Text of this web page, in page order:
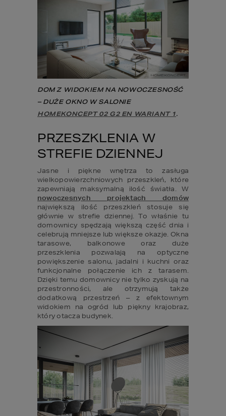
DOM Z WIDOKIEM NA NOWOCZESNOŚĆ
– DUŻE OKNO W SALONIE
HOMEKONCEPT 02 G2 EN WARIANT 1.
PRZESZKLENIA W
STREFIE DZIENNEJ
Jasne i piękne wnętrza to zasługa
wielkopowierzchniowych przeszkleń, które
nowoczesnych projektach domów
największą ilość przeszkleń stosuje się
głównie w strefie dziennej. To właśnie tu
domownicy spędzają większą część dnia i
celebrują mniejsze lub większe okazje. Okna
tarasowe, balkonowe oraz duże
przeszklenia pozwalają na optyczne
powiększenie salonu, jadalni i kuchni oraz
funkcjonalne połączenie ich z tarasem.
Dzięki temu domownicy nie tylko zyskują na
przestronności, ale otrzymują także
dodatkową przestrzeń – z efektownym
widokiem na ogród lub piękny krajobraz,
który otacza budynek.